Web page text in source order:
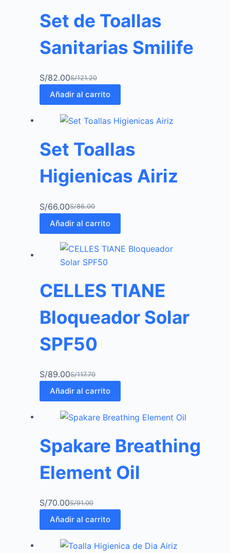
Set de Toallas
Sanitarias Smilife
S/121.20
S/82.00
Añadir al carrito
Set Toallas
Higienicas Airiz
S/86.00
S/66.00
Añadir al carrito
CELLES TIANE
Bloqueador Solar
SPF50
S/117.70
S/89.00
Añadir al carrito
Spakare Breathing
Element Oil
S/91.00
S/70.00
Añadir al carrito